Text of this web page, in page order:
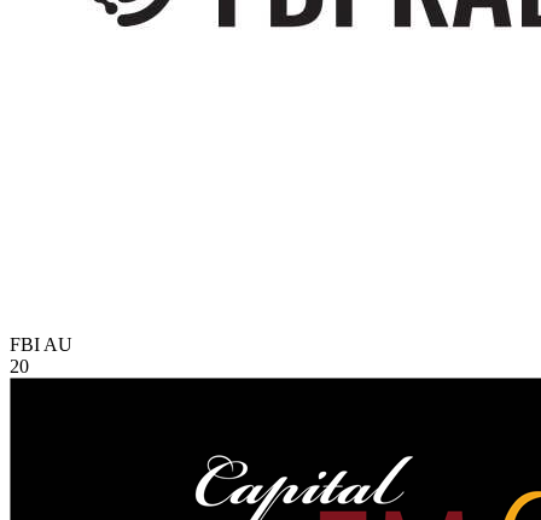
FBI AU
20